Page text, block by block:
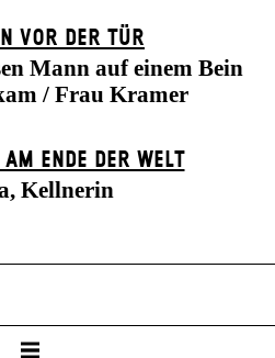
VOR DER TÜR
Mann auf einem Bein
/ Frau Kramer
ENDE DER WELT
Kellnerin